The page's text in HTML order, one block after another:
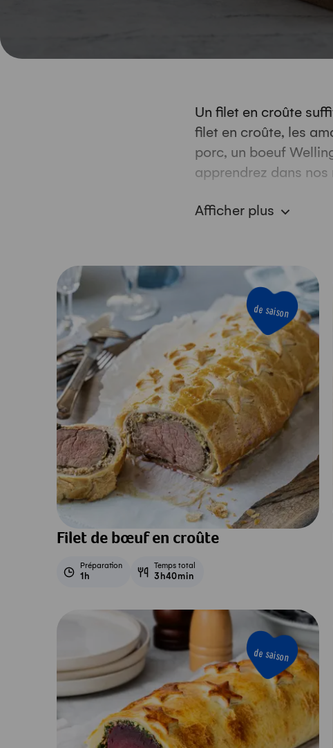
Un filet en croûte
filet en croûte, les
porc, un boeuf
apprendrez dans
champignons, le
Afficher plus
de saison
Filet de bœuf en croûte
Préparation
1h
Temps total
3h40min
de saison